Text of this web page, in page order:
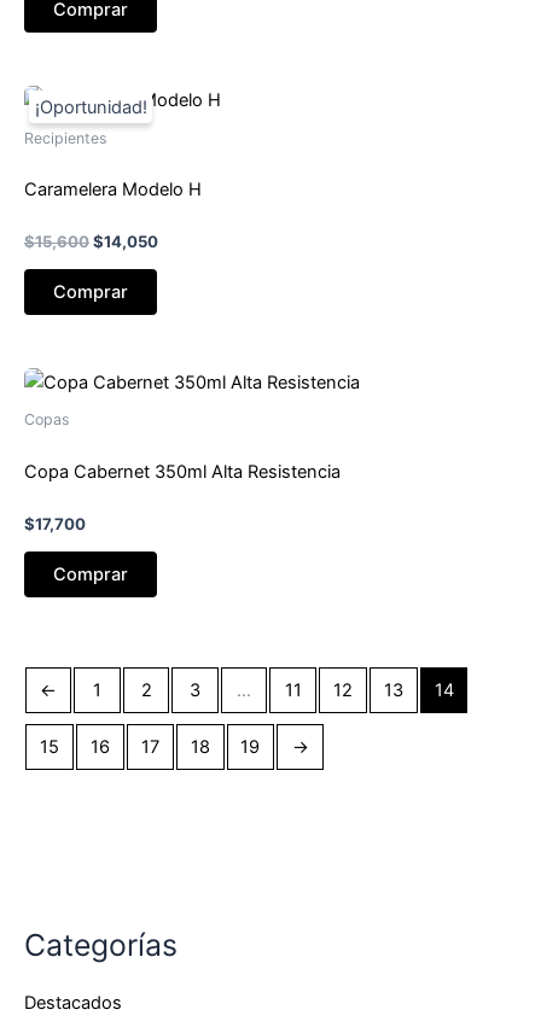
Categorías
Destacados
era:
Comprar
Recipientes
Caramelera Modelo H
$15,600El
era:
$14,050El
Comprar
Copas
Copa Cabernet 350ml Alta Resistencia
$17,700
Comprar
← 1 2 3 … 11 12 13 14
15 16 17 18 19 →